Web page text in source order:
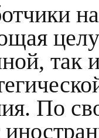
так
По